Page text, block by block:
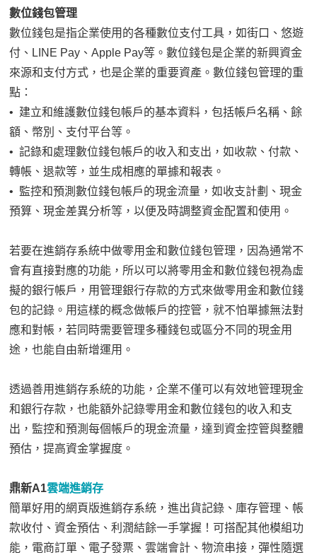
數位錢包管理
數位錢包是指企業使用的各種數位支付工具，如街口、悠遊
付、LINE Pay、Apple Pay等。數位錢包是企業的新興資金
來源和支付方式，也是企業的重要資產。數位錢包管理的重
點：
• 建立和維護數位錢包帳戶的基本資料，包括帳戶名稱、餘
額、幣別、支付平台等。
• 記錄和處理數位錢包帳戶的收入和支出，如收款、付款、
轉帳、退款等，並生成相應的單據和報表。
• 監控和預測數位錢包帳戶的現金流量，如收支計劃、現金
預算、現金差異分析等，以便及時調整資金配置和使用。
若要在進銷存系統中做零用金和數位錢包管理，因為通常不
會有直接對應的功能，所以可以將零用金和數位錢包視為虛
擬的銀行帳戶，用管理銀行存款的方式來做零用金和數位錢
包的記錄。用這樣的概念做帳戶的控管，就不怕單據無法對
應和對帳，若同時需要管理多種錢包或區分不同的現金用
途，也能自由新增運用。
透過善用進銷存系統的功能，企業不僅可以有效地管理現金
和銀行存款，也能額外記錄零用金和數位錢包的收入和支
出，監控和預測每個帳戶的現金流量，達到資金控管與整體
預估，提高資金掌握度。
鼎新A1雲端進銷存
簡單好用的網頁版進銷存系統，進出貨記錄、庫存管理、帳
款收付、資金預估、利潤結餘一手掌握！可搭配其他模組功
能，電商訂單、電子發票、雲端會計、物流串接，彈性隨選